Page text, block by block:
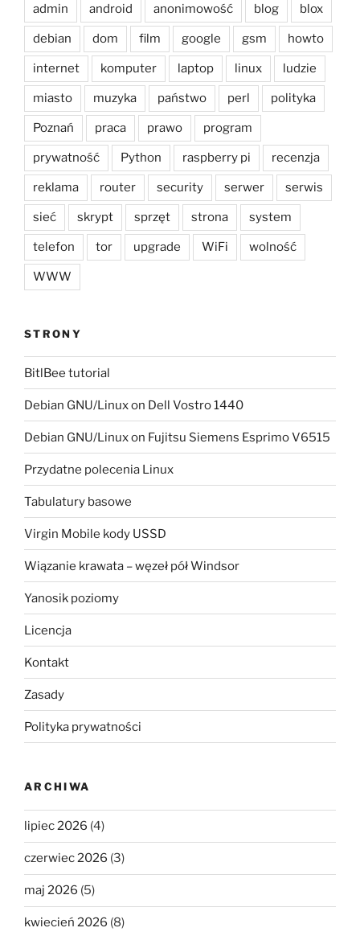
admin android anonimowość blog blox
debian dom film google gsm howto
internet komputer laptop linux ludzie
miasto muzyka państwo perl polityka
Poznań praca prawo program
prywatność Python raspberry pi recenzja
reklama router security serwer serwis
sieć skrypt sprzęt strona system
telefon tor upgrade WiFi wolność
WWW
STRONY
BitlBee tutorial
Debian GNU/Linux on Dell Vostro 1440
Debian GNU/Linux on Fujitsu Siemens Esprimo V6515
Przydatne polecenia Linux
Tabulatury basowe
Virgin Mobile kody USSD
Wiązanie krawata – węzeł pół Windsor
Yanosik poziomy
Licencja
Kontakt
Zasady
Polityka prywatności
ARCHIWA
lipiec 2026 (4)
czerwiec 2026 (3)
maj 2026 (5)
kwiecień 2026 (8)